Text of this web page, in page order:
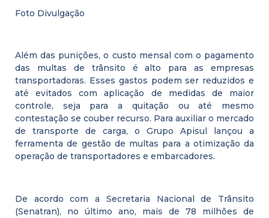
Foto Divulgação
Além das punições, o custo mensal com o pagamento
das multas de trânsito é alto para as empresas
transportadoras. Esses gastos podem ser reduzidos e
até evitados com aplicação de medidas de maior
controle, seja para a quitação ou até mesmo
contestação se couber recurso. Para auxiliar o mercado
de transporte de carga, o Grupo Apisul lançou a
ferramenta de gestão de multas para a otimização da
operação de transportadores e embarcadores.
De acordo com a Secretaria Nacional de Trânsito
(Senatran), no último ano, mais de 78 milhões de